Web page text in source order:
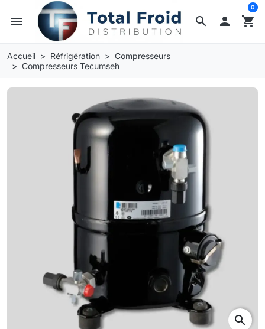
search
menu  shopping_cart
0
Accueil Réfrigération
Compresseurs
Compresseurs Tecumseh
search